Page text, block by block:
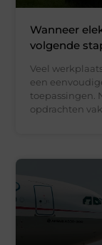
Wanneer
volgende
Veel
een
toepassingen.
opdrachten